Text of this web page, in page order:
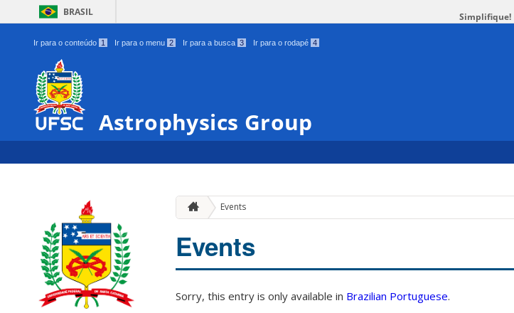
BRASIL Simplifique!
Ir para o conteúdo 1 Ir para o menu 2 Ir para a busca 3 Ir para o rodapé 4
Astrophysics Group
Events
Events
Sorry, this entry is only available in Brazilian Portuguese.